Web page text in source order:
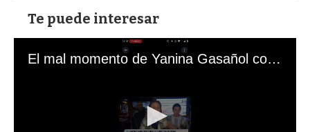
Te puede interesar
El mal momento de Yanina Gasañol con un hincha argentino en "Subrayado"